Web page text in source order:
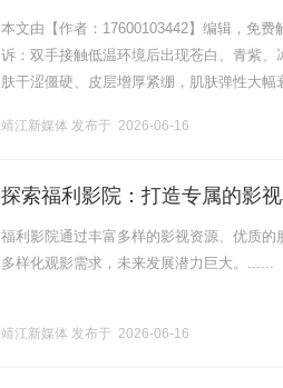
本文由【作者：17600103442】编辑，免
诉：双手接触低温环境后出现苍白、青紫
肤干涩僵硬、皮层增厚紧绷，肌肤弹性大
滞.........
靖江新媒体 发布于 2026-06-16
探索福利影院：打造专属的影
福利影院通过丰富多样的影视资源、优质
多样化观影需求，未来发展潜力巨大。......
靖江新媒体 发布于 2026-06-16